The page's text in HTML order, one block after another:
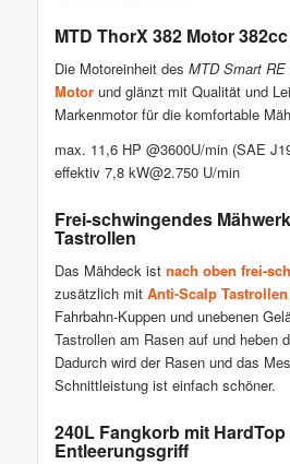
MTD ThorX 382 Motor
Die Motoreinheit des MTD Smart RE
Motorund glänzt mit Qualität und
Markenmotor für die komfortable
max. 11,6 HP @3600U/min (SAE
effektiv 7,8 kW@2.750 U/min
Frei-schwingendes
Tastrollen
Das Mähdeck ist nach oben frei-
zusätzlich mit Anti-Scalp Tastrollen
Fahrbahn-Kuppen und unebenen
Tastrollen am Rasen auf und heben
Dadurch wird der Rasen und das
Schnittleistung ist einfach schöner.
240L Fangkorb mit
Entleerungsgriff